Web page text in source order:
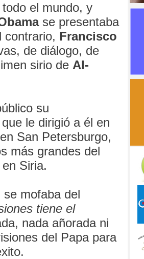
el mundo, y
se presentaba
contrario, Francisco
de diálogo, de
sirio de Al-
su
le dirigió a él en
San Petersburgo,
más grandes del
Siria.
se mofaba del
tiene el
nada añorada ni
del Papa para